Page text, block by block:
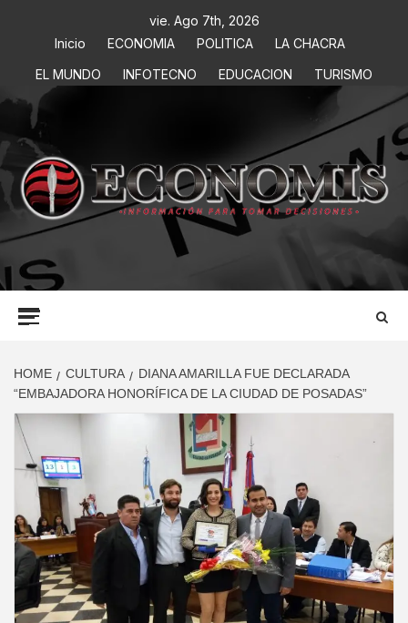
vie. Ago 7th, 2026
Inicio
ECONOMIA POLITICA
LA CHACRA
EL MUNDO
INFOTECNO EDUCACION TURISMO
ECONOMIS
INFORMACIÓN PARA TOMAR DECISIONES
HOME CULTURA
DIANA AMARILLA FUE DECLARADA
“EMBAJADORA HONORÍFICA DE LA CIUDAD DE POSADAS”